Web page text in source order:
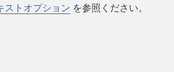
ストオプション を参照ください。